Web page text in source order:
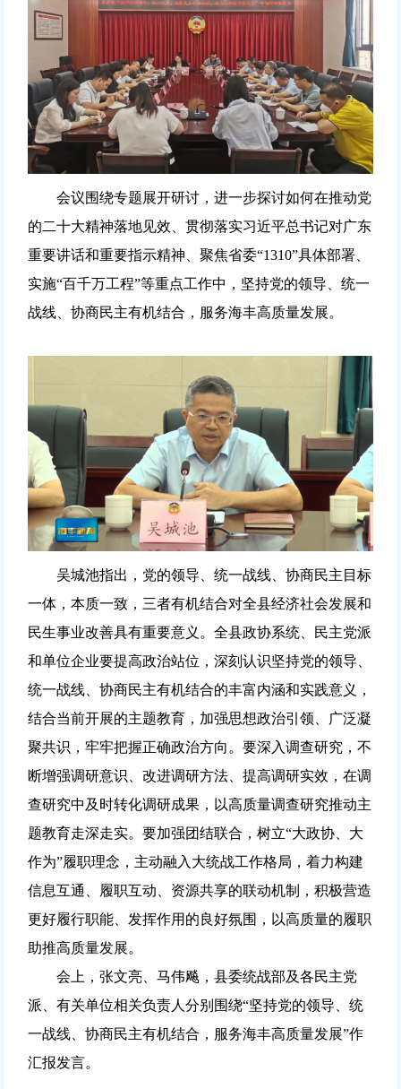
会议围绕专题展开研讨，进一步探讨如何在推动党
的二十大精神落地见效、贯彻落实习近平总书记对广东
重要讲话和重要指示精神、聚焦省委“1310”具体部署、
实施“百千万工程”等重点工作中，坚持党的领导、统一
战线、协商民主有机结合，服务海丰高质量发展。
吴城池指出，党的领导、统一战线、协商民主目标
一体，本质一致，三者有机结合对全县经济社会发展和
民生事业改善具有重要意义。全县政协系统、民主党派
和单位企业要提高政治站位，深刻认识坚持党的领导、
统一战线、协商民主有机结合的丰富内涵和实践意义，
结合当前开展的主题教育，加强思想政治引领、广泛凝
聚共识，牢牢把握正确政治方向。要深入调查研究，不
断增强调研意识、改进调研方法、提高调研实效，在调
查研究中及时转化调研成果，以高质量调查研究推动主
题教育走深走实。要加强团结联合，树立“大政协、大
作为”履职理念，主动融入大统战工作格局，着力构建
信息互通、履职互动、资源共享的联动机制，积极营造
更好履行职能、发挥作用的良好氛围，以高质量的履职
助推高质量发展。
会上，张文亮、马伟飚，县委统战部及各民主党
派、有关单位相关负责人分别围绕“坚持党的领导、统
一战线、协商民主有机结合，服务海丰高质量发展”作
汇报发言。